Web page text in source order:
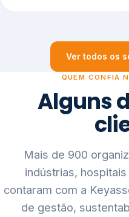
Ver todos os
QUEM CONFIA
Alguns
Mais de 900
indústrias,
contaram com a
de gestão,